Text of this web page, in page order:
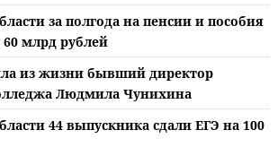
за полгода на пенсии и пособия
млрд рублей
из жизни бывший директор
Людмила Чунихина
44 выпускника сдали ЕГЭ на 100